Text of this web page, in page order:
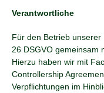
Verantwortliche
Für den Betrieb unserer
26 DSGVO gemeinsam
Hierzu haben wir mit
Controllership
Verpflichtungen im